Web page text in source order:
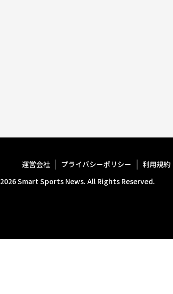
運営会社 プライバシーポリシー 利用規約
2026Smart Sports News. All Rights Reserved.